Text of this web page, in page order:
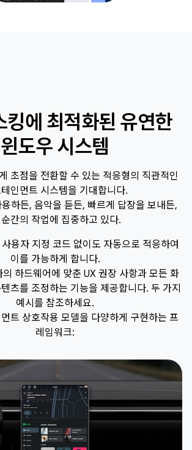
킹에 최적화된 유연한
윈도우 시스템
초점을 전환할 수 있는 적응형의 직관적인
인먼트 시스템을 기대합니다.
하든, 음악을 듣든, 빠르게 답장을 보내든,
간의 작업에 집중하고 있다.
용자 지정 코드 없이도 자동으로 적응하여
이를 가능하게 합니다.
하드웨어에 맞춘 UX 권장 사항과 모든 화
츠를 조정하는 기능을 제공합니다. 두 가지
예시를 참조하세요.
트 상호작용 모델을 다양하게 구현하는 프
레임워크: